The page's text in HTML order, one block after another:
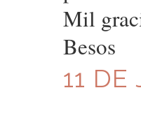
Mil
Besos
11 DE